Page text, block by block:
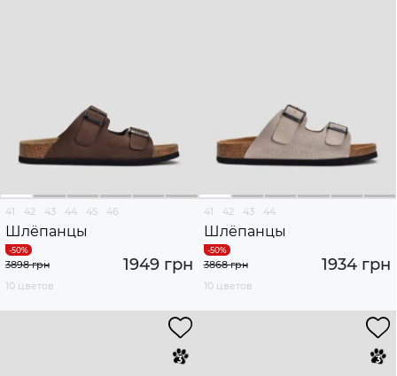
41 42 43 44 45 46
Шлёпанцы
1949 грн
3898 грн
10 цветов
41 42 43 44
Шлёпанцы
1934 грн
3868 грн
10 цветов